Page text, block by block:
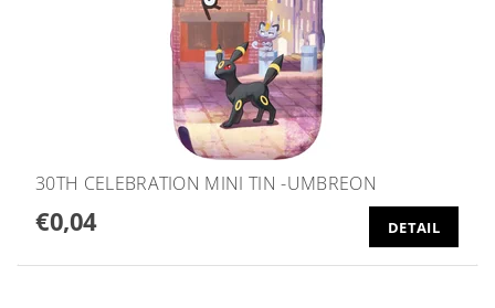
30TH CELEBRATION MINI TIN -UMBREON
€0,04 DETAIL